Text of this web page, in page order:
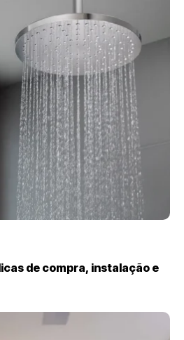
de compra, instalação e